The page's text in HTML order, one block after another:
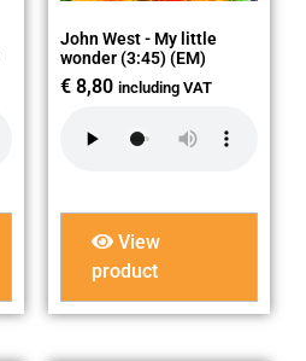
John West - My little
wonder (3:45) (EM)
€ 8,80 including VAT
View
product